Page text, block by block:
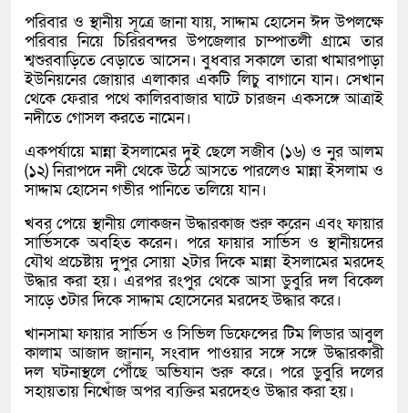
পরিবার ও স্থানীয় সূত্রে জানা যায়, সাদ্দাম হোসেন ঈদ উপলক্ষে
পরিবার নিয়ে চিরিরবন্দর উপজেলার চাম্পাতলী গ্রামে তার
শ্বশুরবাড়িতে বেড়াতে আসেন। বুধবার সকালে তারা খামারপাড়া
ইউনিয়নের জোয়ার এলাকার একটি লিচু বাগানে যান। সেখান
থেকে ফেরার পথে কালিরবাজার ঘাটে চারজন একসঙ্গে আত্রাই
নদীতে গোসল করতে নামেন।
একপর্যায়ে মান্না ইসলামের দুই ছেলে সজীব (১৬) ও নুর আলম
(১২) নিরাপদে নদী থেকে উঠে আসতে পারলেও মান্না ইসলাম ও
সাদ্দাম হোসেন গভীর পানিতে তলিয়ে যান।
খবর পেয়ে স্থানীয় লোকজন উদ্ধারকাজ শুরু করেন এবং ফায়ার
সার্ভিসকে অবহিত করেন। পরে ফায়ার সার্ভিস ও স্থানীয়দের
যৌথ প্রচেষ্টায় দুপুর সোয়া ২টার দিকে মান্না ইসলামের মরদেহ
উদ্ধার করা হয়। এরপর রংপুর থেকে আসা ডুবুরি দল বিকেল
সাড়ে ৩টার দিকে সাদ্দাম হোসেনের মরদেহ উদ্ধার করে।
খানসামা ফায়ার সার্ভিস ও সিভিল ডিফেন্সের টিম লিডার আবুল
কালাম আজাদ জানান, সংবাদ পাওয়ার সঙ্গে সঙ্গে উদ্ধারকারী
দল ঘটনাস্থলে পৌঁছে অভিযান শুরু করে। পরে ডুবুরি দলের
সহায়তায় নিখোঁজ অপর ব্যক্তির মরদেহও উদ্ধার করা হয়।